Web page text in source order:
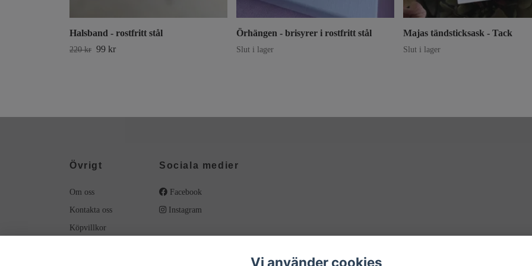
Halsband - rostfritt stål
220 kr 99 kr
Örhängen - brisyrer i rostfritt stål
Slut i lager
Majas tändsticksask - Tack
Slut i lager
Övrigt
Om oss
Kontakta oss
Köpvillkor
Sociala medier
Facebook
Instagram
Vi använder cookies